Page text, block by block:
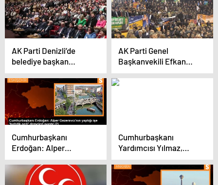
AK Parti Denizli’de
belediye başkan
adayları tanıtıldı
AK Parti Genel
Başkanvekili Efkan
Ala: ‘Türkiye bir
facianın eşiğinden
Cumhurbaşkanı
Erdoğan: Alper
Gezeravcı’nın yaptığı
işe ‘turistik gezi’
demeleri ayıptır (2)
Cumhurbaşkanı
Yardımcısı Yılmaz,
Doğu ve Güneydoğu
Anadolu Hemşehri
Buluşması’nda